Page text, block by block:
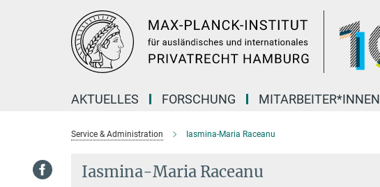
AKTUELLES FORSCHUNG MITARBEITER*INNEN
Service & Administration Iasmina-Maria Raceanu
Iasmina-Maria Raceanu